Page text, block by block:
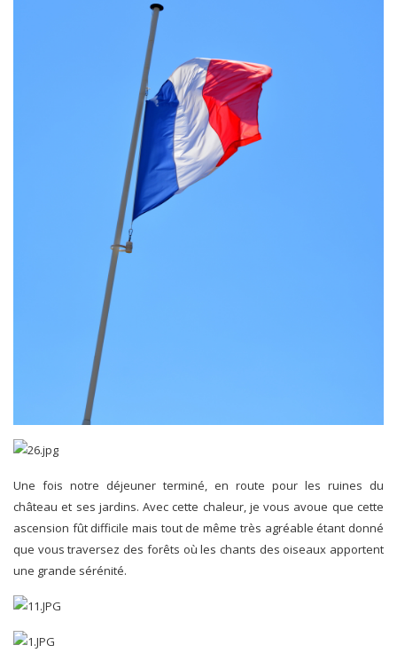
Une fois notre déjeuner terminé, en route pour les ruines du
château et ses jardins. Avec cette chaleur, je vous avoue que cette
ascension fût difficile mais tout de même très agréable étant donné
que vous traversez des forêts où les chants des oiseaux apportent
une grande sérénité.